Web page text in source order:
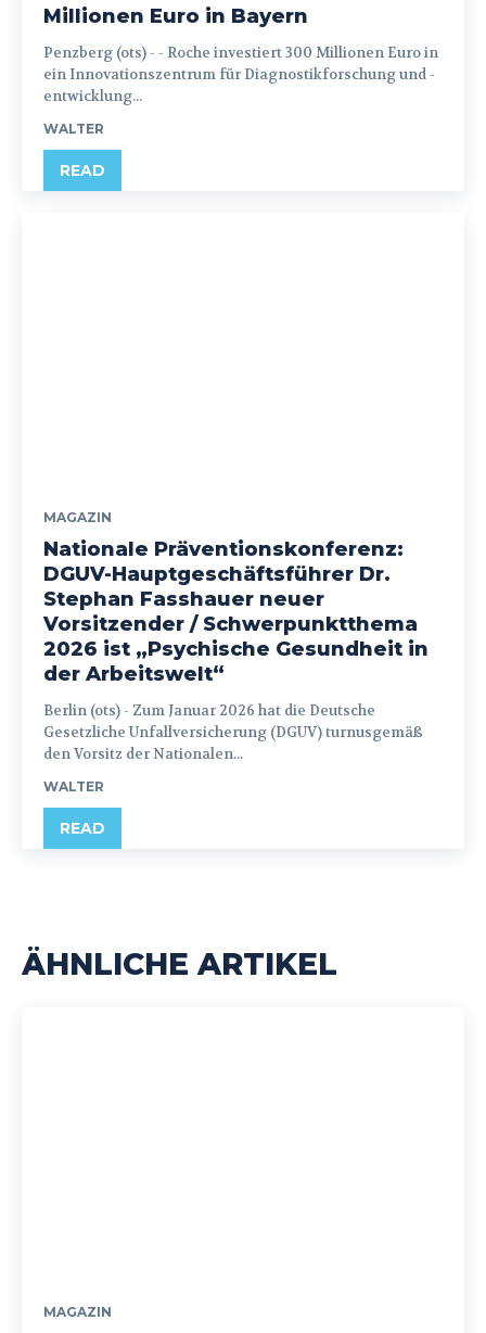
Millionen Euro in Bayern
Penzberg (ots) - - Roche investiert 300 Millionen Euro in
ein Innovationszentrum für Diagnostikforschung und -
entwicklung...
WALTER
READ
MAGAZIN
Nationale Präventionskonferenz:
DGUV-Hauptgeschäftsführer Dr.
Stephan Fasshauer neuer
Vorsitzender / Schwerpunktthema
2026 ist „Psychische Gesundheit in
der Arbeitswelt“
Berlin (ots) - Zum Januar 2026 hat die Deutsche
Gesetzliche Unfallversicherung (DGUV) turnusgemäß
den Vorsitz der Nationalen...
WALTER
READ
ÄHNLICHE ARTIKEL
MAGAZIN